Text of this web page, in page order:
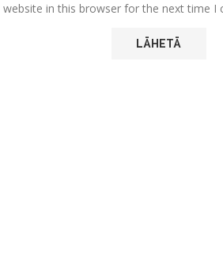
website in this browser for the next time I